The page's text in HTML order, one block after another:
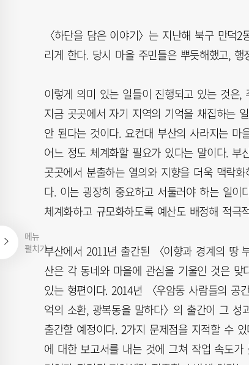
메뉴
펼치기
〈하단을 담은 이야기〉는 지난해 북구 만덕
리게 한다. 당시 마을 주민들은 뿌듯해했고,
이렇게 의미 있는 일들이 진행되고 있는 것은,
지금 곳곳에서 자기 지역의 기억을 채집하는
안 된다는 것이다. 요컨대 부산의 사라지는
어느 정도 체계화할 필요가 있다는 말이다. 부
곳곳에서 분출하는 열의와 지향을 더욱 맥락
다. 이는 굉장히 중요하고 서둘러야 하는 일이
체계화하고 규모화하도록 예산도 배정해 적극
부산에서 2011년 출간된 〈이향과 경계의 땅
산은 각 동네와 마을에 관심을 기울인 것은
있는 형편이다. 2014년 〈우암동 사람들의 공
억의 소환, 광복동을 말하다〉의 출간이 그
출간할 예정이다. 2가지 문제점을 지적할 수
에 대한 보고서를 내는 것에 그쳐 작업 속도가